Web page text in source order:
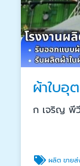
ผ้าใบอุ
ก เจริญ พี
ผลิต ขายส่